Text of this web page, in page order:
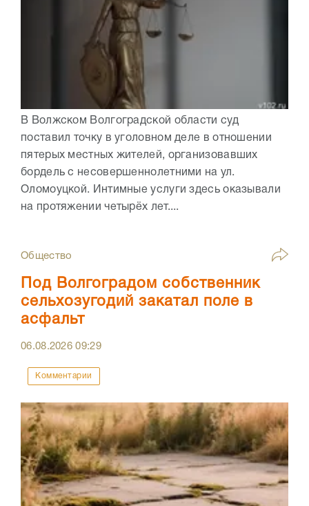
В Волжском Волгоградской области суд
поставил точку в уголовном деле в отношении
пятерых местных жителей, организовавших
бордель с несовершеннолетними на ул.
Оломоуцкой. Интимные услуги здесь оказывали
на протяжении четырёх лет....
Общество
Под Волгоградом собственник
сельхозугодий закатал поле в
асфальт
06.08.202609:29
Комментарии